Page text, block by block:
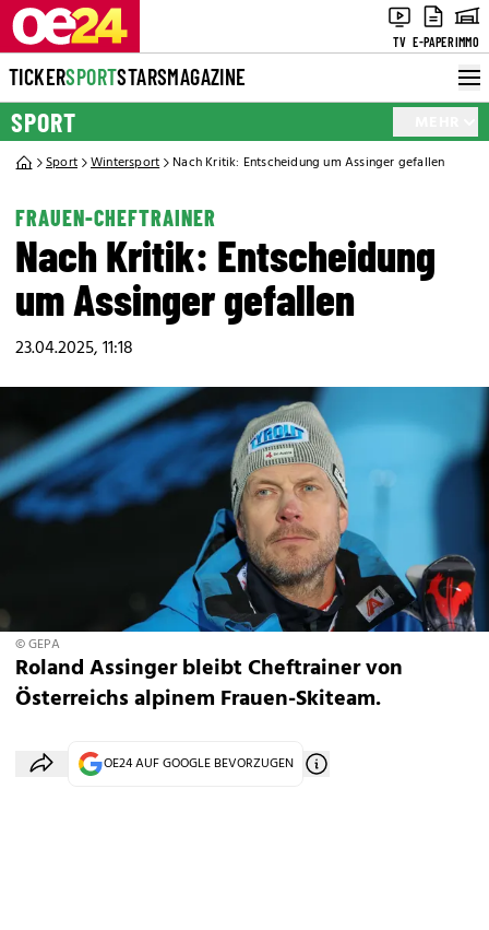
TV E-PAPERIMMO
TICKERSPORTSTARSMAGAZINE
SPORT
Sport Wintersport Nach Kritik: Entscheidung um Assinger gefallen
FRAUEN-CHEFTRAINER
Nach Kritik: Entscheidung
um Assinger gefallen
23.04.2025, 11:18
© GEPA
Roland Assinger bleibt Cheftrainer von
Österreichs alpinem Frauen-Skiteam.
OE24 AUF GOOGLE BEVORZUGEN